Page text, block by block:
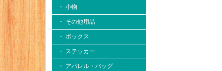
・ 小物
・ その他用品
・ ボックス
・ ステッカー
・ アパレル・バッグ